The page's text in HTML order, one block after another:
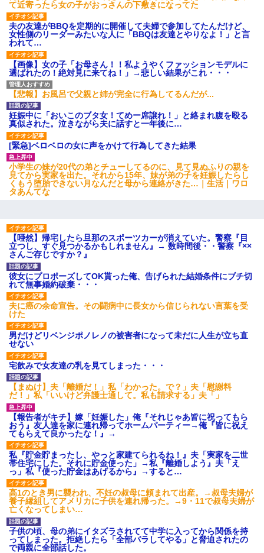
て近寄ったら女の子がおっさんの下敷きになってた
夫の友達がBBQを定期的に開催して夫婦で参加してたんだけど、
女性側のリーダーみたいな人に「BBQは友達とやりなよ！」と言
われて…
【画像】女の子「お母さん！！私ようやくファッションモデルに
選ばれたの！絶対見に来てね！」→悲しい結果がこれ・・・
【悲報】お風呂で父親と姉が完全に行為してるんだが...
妊娠中に「おいこのブタ女！てめー席譲れ！」と絡まれ腹を殴る
真似された。泣きながら夫に話すと一年後に…
[緊急]ベロベロの女に声をかけて行為してきた結果
小学生の妹が20代の弟とチューしてるのに、見て見ぬふりの親を
見てから実家を出た。それから15年、妹が弟の子を妊娠したらし
くもう堕胎できない月なんだと母から連絡がきた…｜生活｜ワロ
タあんてな
【唖然】帰宅したら旦那のスポーツカーが消えていた。警察『目
立つし、すぐ見つかるかもしれません』→ 数時間後・・警察『××
さんご存じですか？』
彼女にプロポーズしてOK貰った俺、告げられた結婚条件にブチ切
れて無事婚約破棄・・・
夫に癌の余命宣告。その闘病中に長女から信じられない言葉を受
けた
男だけどリベンジポノレノの被害者になって未だに人生が立ち直
せない
宅飲みで女友達の乳を見てしまった・・・
【まぬけ】夫「離婚だ！」私「わかった。で？」夫「慰謝料
だ！」私「いいけど弁護士通して。私も請求する」夫「」
【報告者がキチ】嫁「妊娠した」俺『それじゃあ皆に祝ってもら
おう』友人達を家に連れ帰ってホームパーティー→俺『皆に祝え
てもらえて良かったな！』→
私『貯金貯まったし、やっと家建てられるね！』夫「実家を二世
帯住宅にした。それに貯金使った」→私『離婚しよう』夫「え
っ」私『使った貯金はあげるから』→すると…
高1のとき男に襲われ、不妊の叔母に頼まれて出産。→叔母夫婦が
養子縁組してアメリカに子供を連れ帰った。→9・11で叔母夫婦が
亡くなってしまい…
子供の頃、母の弟にイタズラされてて中学に入ってから関係を持
ってしまった。拒絶したら「全部バラしてやる」と脅迫されたの
で両親に全部話した。